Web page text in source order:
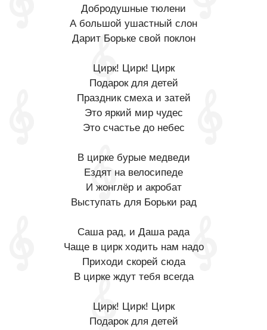
Добродушные тюлени
А большой ушастный слон
Дарит Борьке свой поклон
Цирк! Цирк! Цирк
Подарок для детей
Праздник смеха и затей
Это яркий мир чудес
Это счастье до небес
В цирке бурые медведи
Ездят на велосипеде
И жонглёр и акробат
Выступать для Борьки рад
Саша рад, и Даша рада
Чаще в цирк ходить нам надо
Приходи скорей сюда
В цирке ждут тебя всегда
Цирк! Цирк! Цирк
Подарок для детей